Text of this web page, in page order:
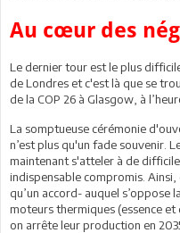
Au cœur des
Le dernier tour est le plus
de Londres et c'est là que se
de la COP 26 à Glasgow, à
La somptueuse cérémonie
n’est plus qu'un fade souvenir.
maintenant s'atteler à de
indispensable compromis.
qu’un accord- auquel s’oppose
moteurs thermiques (essence
on arrête leur production en